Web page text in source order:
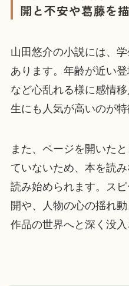
開と不安や葛藤を
山田悠介の小説には、
あります。年齢が近い
など心乱れる様に感情
生にも人気が高いのが特
また、ページを開いた
ていないため、本を読
読み始められます。ス
開や、人物の心の揺れ
作品の世界へと深く没入